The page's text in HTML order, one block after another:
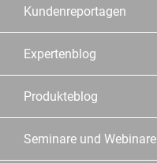
Kundenreportagen
Expertenblog
Produkteblog
Seminare und Webinare